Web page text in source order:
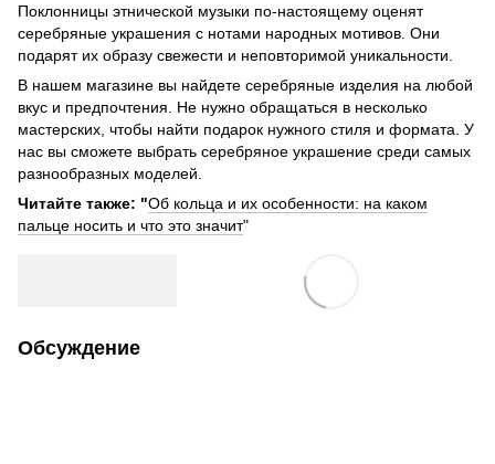
Поклонницы этнической музыки по-настоящему оценят
серебряные украшения с нотами народных мотивов. Они
подарят их образу свежести и неповторимой уникальности.
В нашем магазине вы найдете серебряные изделия на любой
вкус и предпочтения. Не нужно обращаться в несколько
мастерских, чтобы найти подарок нужного стиля и формата. У
нас вы сможете выбрать серебряное украшение среди самых
разнообразных моделей.
Читайте также: "Об кольца и их особенности: на каком
пальце носить и что это значит"
Обсуждение